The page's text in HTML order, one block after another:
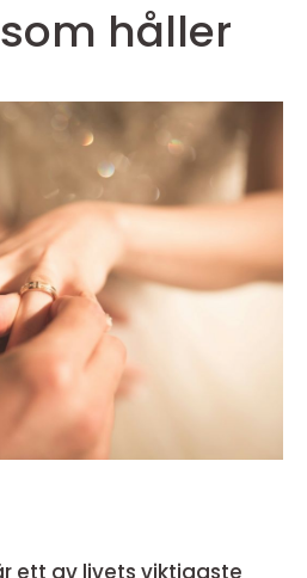
håller
ett av livets viktigaste